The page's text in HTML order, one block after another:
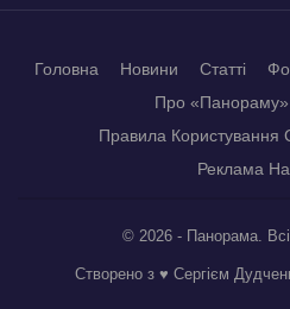
Головна Новини Статті
Про «Панораму»
Правила Користування
Реклама На
© 2026 - Панорама.
Створено з ♥ Сергієм